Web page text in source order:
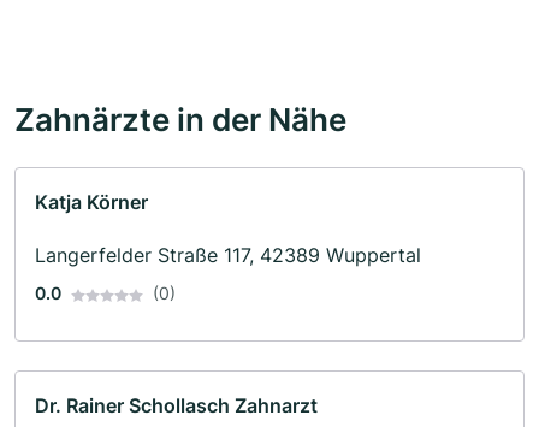
Zahnärzte in der Nähe
Katja Körner
Langerfelder Straße 117, 42389 Wuppertal
0.0 (0)
Dr. Rainer Schollasch Zahnarzt